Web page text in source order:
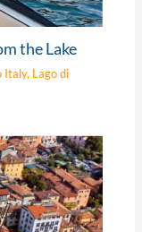
the Lake
Italy, Lago di